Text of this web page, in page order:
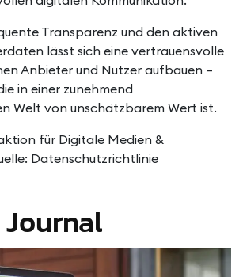
Transparenz und den aktiven
lässt sich eine vertrauensvolle
Anbieter und Nutzer aufbauen –
in einer zunehmend
Welt von unschätzbarem Wert ist.
für Digitale Medien &
Datenschutzrichtlinie